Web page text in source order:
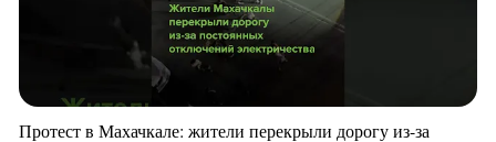
Протест в Махачкале: жители перекрыли дорогу из-за